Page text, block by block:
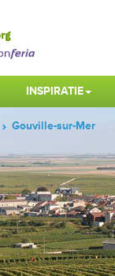
INSPIRATIE
Gouville-sur-Mer